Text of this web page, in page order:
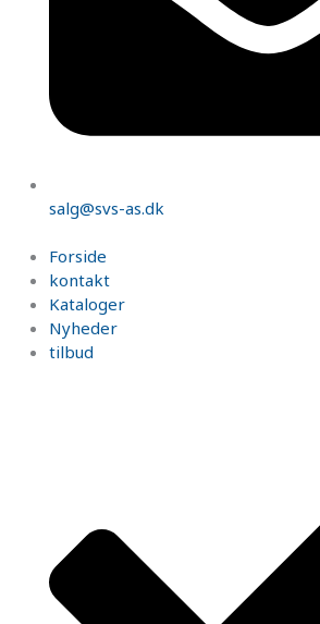
salg@svs-as.dk
Forside
kontakt
Kataloger
Nyheder
tilbud